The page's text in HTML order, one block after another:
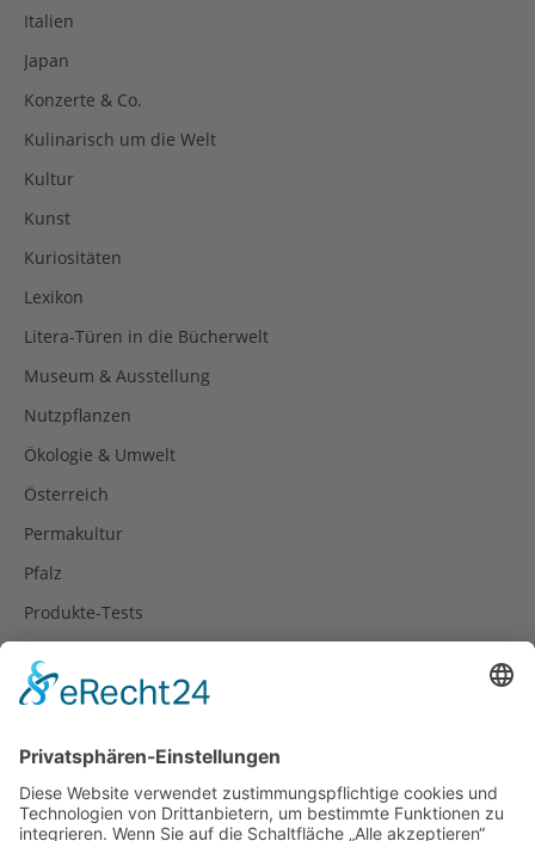
Italien
Japan
Konzerte & Co.
Kulinarisch um die Welt
Kultur
Kunst
Kuriositäten
Lexikon
Litera-Türen in die Bücherwelt
Museum & Ausstellung
Nutzpflanzen
Ökologie & Umwelt
Österreich
Permakultur
Pfalz
Produkte-Tests
Rezepte
Spanien
Südtirol